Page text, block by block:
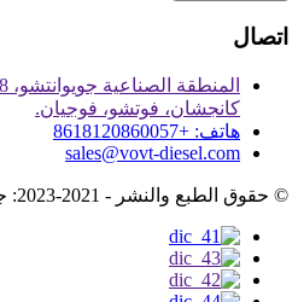
اتصال
كانجشان، فوتشو، فوجيان.
هاتف: +8618120860057
sales@vovt-diesel.com
© حقوق الطبع والنشر - 2021-2023: جميع الحقوق محفوظة.